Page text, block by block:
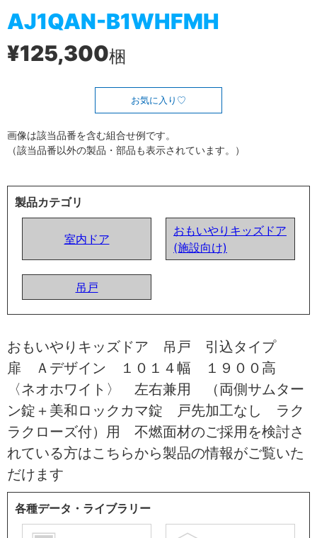
AJ1QAN-B1WHFMH
¥125,300梱
お気に入り
画像は該当品番を含む組合せ例です。
（該当品番以外の製品・部品も表示されています。）
製品カテゴリ
室内ドア
おもいやりキッズドア
(施設向け)
吊戸
おもいやりキッズドア 吊戸 引込タイプ
扉 Ａデザイン １０１４幅 １９００高
〈ネオホワイト〉 左右兼用 （両側サムター
ン錠＋美和ロックカマ錠 戸先加工なし ラク
ラクローズ付）用 不燃面材のご採用を検討さ
れている方はこちらから製品の情報がご覧いた
だけます
各種データ・ライブラリー